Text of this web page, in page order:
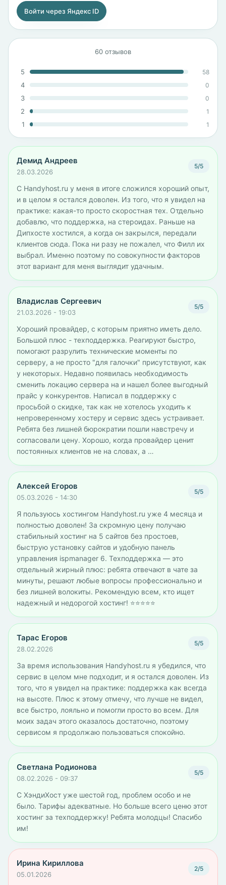
Войти через Яндекс ID
60 отзывов
5 58
4 0
3 0
2 1
1 1
Демид Андреев
28.03.2026
5/5
С Handyhost.ru у меня в итоге сложился хороший опыт,
и в целом я остался доволен. Из того, что я увидел на
практике: какая-то просто скоростная тех. Отдельно
добавлю, что поддержка, на стероидах. Раньше на
Дипхосте хостился, а когда он закрылся, передали
клиентов сюда. Пока ни разу не пожалел, что Филл их
выбрал. Именно поэтому по совокупности факторов
этот вариант для меня выглядит удачным.
Владислав Сергеевич
21.03.2026 - 19:03
5/5
Хороший провайдер, с которым приятно иметь дело.
Большой плюс - техподдержка. Реагируют быстро,
помогают разрулить технические моменты по
серверу, а не просто "для галочки" присутствуют, как
у некоторых. Недавно появилась необходимость
сменить локацию сервера на и нашел более выгодный
прайс у конкурентов. Написал в поддержку с
просьбой о скидке, так как не хотелось уходить к
непроверенному хостеру и сервис здесь устраивает.
Ребята без лишней бюрократии пошли навстречу и
согласовали цену. Хорошо, когда провайдер ценит
постоянных клиентов не на словах, а …
Алексей Егоров
05.03.2026 - 14:30
5/5
Я пользуюсь хостингом Handyhost.ru уже 4 месяца и
полностью доволен! За скромную цену получаю
стабильный хостинг на 5 сайтов без простоев,
быструю установку сайтов и удобную панель
управления ispmanager 6. Техподдержка — это
отдельный жирный плюс: ребята отвечают в чате за
минуты, решают любые вопросы профессионально и
без лишней волокиты. Рекомендую всем, кто ищет
надежный и недорогой хостинг! ⭐⭐⭐⭐⭐
Тарас Егоров
28.02.2026
5/5
За время использования Handyhost.ru я убедился, что
сервис в целом мне подходит, и я остался доволен. Из
того, что я увидел на практике: поддержка как всегда
на высоте. Плюс к этому отмечу, что лучше не видел,
все быстро, лояльно и помогли просто во всем. Для
моих задач этого оказалось достаточно, поэтому
сервисом я продолжаю пользоваться спокойно.
Светлана Родионова
08.02.2026 - 09:37
5/5
С ХэндиХост уже шестой год, проблем особо и не
было. Тарифы адекватные. Но больше всего ценю этот
хостинг за техподдержку! Ребята молодцы! Спасибо
им!
Ирина Кириллова
05.01.2026
2/5